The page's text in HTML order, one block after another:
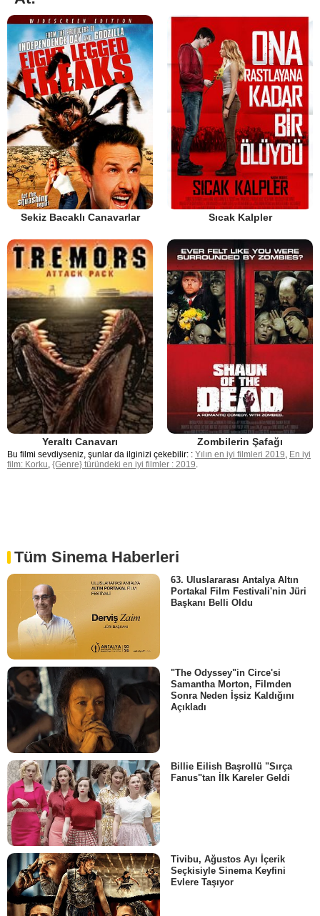
Sekiz Bacaklı Canavarlar Sıcak Kalpler
Yeraltı Canavarı Zombilerin Şafağı
Bu filmi sevdiyseniz, şunlar da ilginizi çekebilir: : Yılın en iyi filmleri 2019 En iyi
film: Korku {Genre} türündeki en iyi filmler : 2019
Tüm Sinema Haberleri
63. Uluslararası Antalya Altın
Portakal Film Festivali'nin Jüri
Başkanı Belli Oldu
"The Odyssey"in Circe'si
Samantha Morton, Filmden
Sonra Neden İşsiz Kaldığını
Açıkladı
Billie Eilish Başrollü "Sırça
Fanus"tan İlk Kareler Geldi
Tivibu, Ağustos Ayı İçerik
Seçkisiyle Sinema Keyfini
Evlere Taşıyor